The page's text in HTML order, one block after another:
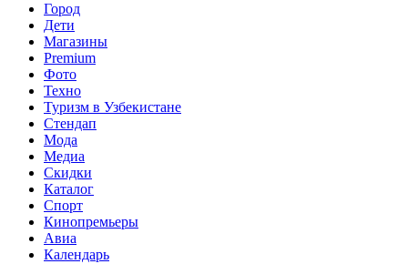
Город
Дети
Магазины
Premium
Фото
Техно
Туризм в Узбекистане
Стендап
Мода
Медиа
Скидки
Каталог
Спорт
Кинопремьеры
Авиа
Календарь